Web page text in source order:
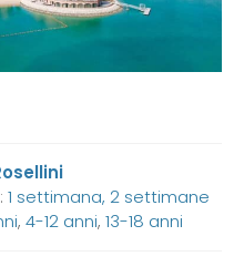
1 settimana, 2 settimane
, 4-12 anni, 13-18 anni